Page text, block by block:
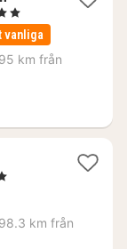
vanliga
95 km från
98.3 km från